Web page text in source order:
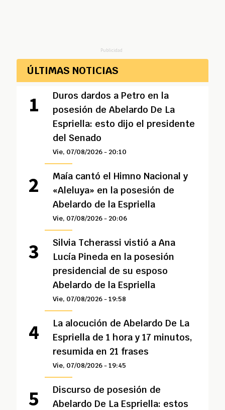
Publicidad
ÚLTIMAS NOTICIAS
Duros dardos a Petro en la
posesión de Abelardo De La
Espriella: esto dijo el presidente
del Senado
Vie, 07/08/2026 - 20:10
Maía cantó el Himno Nacional y
«Aleluya» en la posesión de
Abelardo de la Espriella
Vie, 07/08/2026 - 20:06
Silvia Tcherassi vistió a Ana
Lucía Pineda en la posesión
presidencial de su esposo
Abelardo de la Espriella
Vie, 07/08/2026 - 19:58
La alocución de Abelardo De La
Espriella de 1 hora y 17 minutos,
resumida en 21 frases
Vie, 07/08/2026 - 19:45
Discurso de posesión de
Abelardo De La Espriella: estos